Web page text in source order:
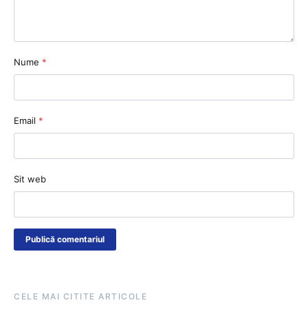
Nume *
Email *
Sit web
CELE MAI CITITE ARTICOLE